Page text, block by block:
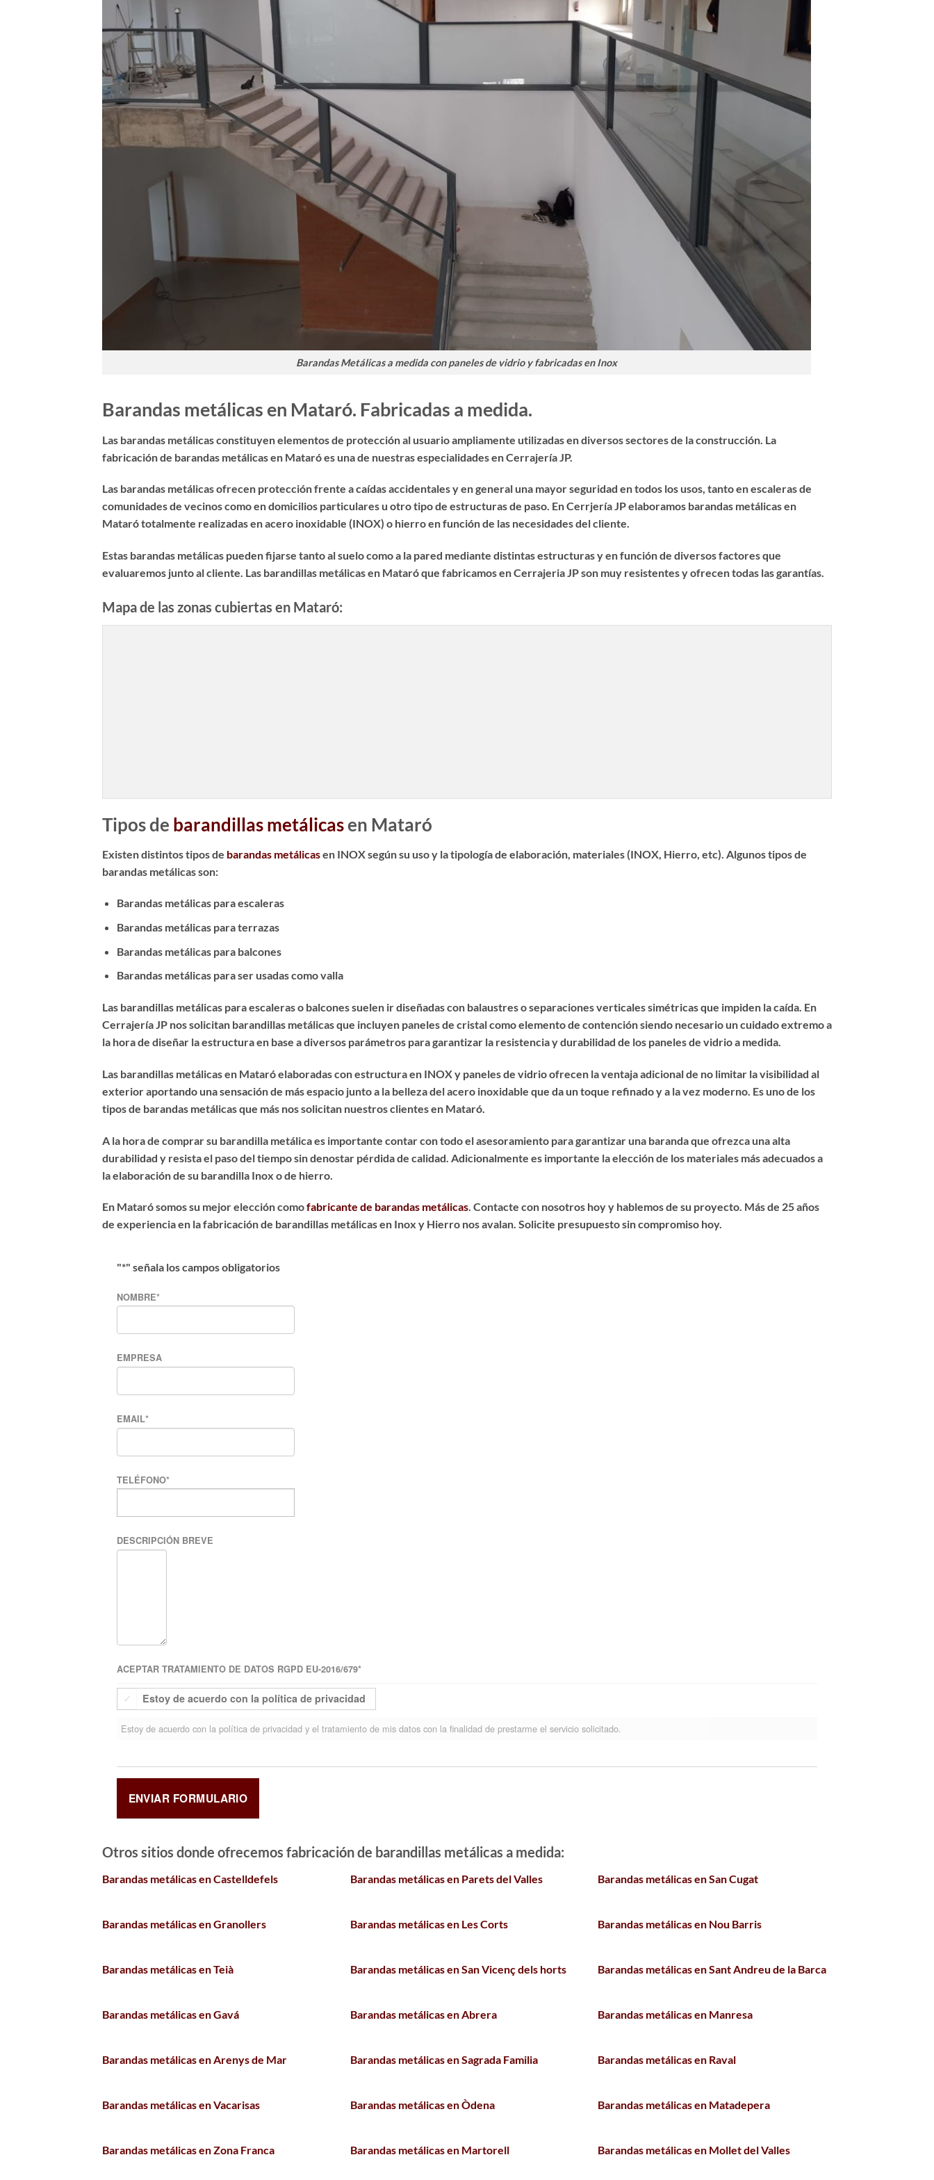
Barandas Metálicas a medida con paneles de vidrio y fabricadas en Inox
Barandas metálicas en Mataró. Fabricadas a medida.
Las barandas metálicas constituyen elementos de protección al usuario ampliamente utilizadas en diversos sectores de la construcción. La
fabricación de barandas metálicas en Mataróes una de nuestras especialidades en Cerrajería JP.
Las barandas metálicas ofrecen protección frente a caídas accidentales y en general una mayor seguridad en todos los usos, tanto en escaleras de
comunidades de vecinos como en domicilios particulares u otro tipo de estructuras de paso. En Cerrjería JP elaboramos barandas metálicasen
Mataró totalmente realizadas en acero inoxidable (INOX) o hierro en función de las necesidades del cliente.
Estas barandas metálicas pueden fijarse tanto al suelo como a la pared mediante distintas estructuras y en función de diversos factores que
evaluaremos junto al cliente. Las barandillas metálicas en Mataróque fabricamos en Cerrajeria JP son muy resistentes y ofrecen todas las garantías.
Mapa de las zonas cubiertas en Mataró:
Tipos de barandillas metálicasen Mataró
Existen distintos tipos de barandas metálicasen INOX según su uso y la tipología de elaboración, materiales (INOX, Hierro, etc). Algunos tipos de
barandas metálicas son:
Barandas metálicas para escaleras
Barandas metálicas para terrazas
Barandas metálicas para balcones
Barandas metálicas para ser usadas como valla
Las barandillas metálicas para escaleraso balcones suelen ir diseñadas con balaustres o separaciones verticales simétricas que impiden la caída. En
Cerrajería JP nos solicitan barandillas metálicas que incluyen paneles de cristal como elemento de contención siendo necesario un cuidado extremo a
la hora de diseñar la estructura en base a diversos parámetros para garantizar la resistencia y durabilidad de los paneles de vidrio a medida.
Las barandillas metálicas en Mataró elaboradas con estructura en INOX y paneles de vidrio ofrecen la ventaja adicional de no limitar la visibilidad al
exterior aportando una sensación de más espacio junto a la belleza del acero inoxidable que da un toque refinado y a la vez moderno. Es uno de los
tipos de barandas metálicas que más nos solicitan nuestros clientes en Mataró.
A la hora de comprar su barandilla metálicaes importante contar con todo el asesoramiento para garantizar una baranda que ofrezca una alta
durabilidad y resista el paso del tiempo sin denostar pérdida de calidad. Adicionalmente es importante la elección de los materiales más adecuados a
la elaboración de su barandilla Inox o de hierro.
En Mataró somos su mejor elección comofabricante de barandas metálicas. Contacte con nosotros hoy y hablemos de su proyecto. Más de 25 años
de experiencia en la fabricación de barandillas metálicas en Inox y Hierro nos avalan. Solicite presupuesto sin compromiso hoy.
"*" señala los campos obligatorios
NOMBRE*
EMPRESA
EMAIL*
TELÉFONO*
DESCRIPCIÓN BREVE
ACEPTAR TRATAMIENTO DE DATOS RGPD EU-2016/679*
Estoy de acuerdo con la política de privacidad
Estoy de acuerdo con la política de privacidad y el tratamiento de mis datos con la finalidad de prestarme el servicio solicitado.
Otros sitios donde ofrecemos fabricación de barandillas metálicas a medida:
Barandas metálicas en Castelldefels Barandas metálicas en Parets del Valles Barandas metálicas en San Cugat
Barandas metálicas en Granollers Barandas metálicas en Les Corts Barandas metálicas en Nou Barris
Barandas metálicas en Teià Barandas metálicas en San Vicenç dels horts Barandas metálicas en Sant Andreu de la Barca
Barandas metálicas en Gavá Barandas metálicas en Abrera Barandas metálicas en Manresa
Barandas metálicas en Arenys de Mar Barandas metálicas en Sagrada Familia Barandas metálicas en Raval
Barandas metálicas en Vacarisas Barandas metálicas en Òdena Barandas metálicas en Matadepera
Barandas metálicas en Zona Franca Barandas metálicas en Martorell Barandas metálicas en Mollet del Valles